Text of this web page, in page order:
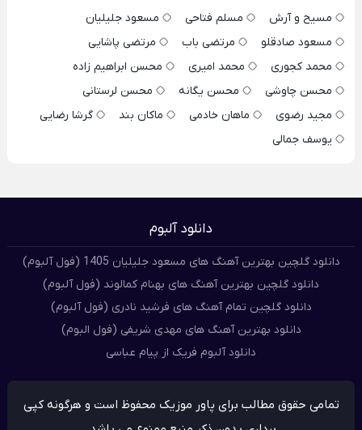
مسیح و آرش
مسلم فتاحی
مسعود جلیلیان
مسعود صادقلو
مرتضی باب
مرتضی پاشایی
محمد کجوری
محمد امیری
محسن ابراهیم زاده
محسن چاوشی
محسن یگانه
محسن لرستانی
مجید رضوی
ماهان خادمی ماکان بند
گرشا رضایی
یوسف جمالی
دانلود آلبوم
دانلود گلچین بهترین آهنگ های مسعود جلیلیان 1405 (فول آلبوم)
دانلود گلچین بهترین آهنگ های بهنام کمالوند (فول آلبوم)
دانلود گلچین تمام آهنگ های فرشید نادری (فول آلبوم)
دانلود بهترین آهنگ های مهدی شریفی (فول البوم)
دانلود آلبوم فریک از پیام عباسی
تمامی حقوق مطالب برای پاور موزیک محفوظ است و هرگونه کپی